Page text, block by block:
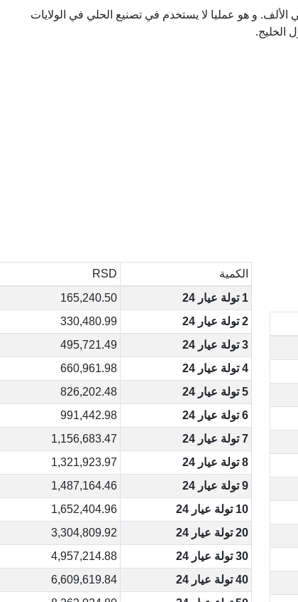
24 يسمى أيضا (.999) و هو نقي بدرجة 999 في الألف. و هو عمليا لا يستخدم في تصنيع الحلي في الولايات
الخليج.
الكمية
RSD
1 تولة عيار 24
165,240.50
2 تولة عيار 24
330,480.99
3 تولة عيار 24
495,721.49
4 تولة عيار 24
660,961.98
5 تولة عيار 24
826,202.48
6 تولة عيار 24
991,442.98
7 تولة عيار 24
1,156,683.47
8 تولة عيار 24
1,321,923.97
9 تولة عيار 24
1,487,164.46
10 تولة عيار 24
1,652,404.96
20 تولة عيار 24
3,304,809.92
30 تولة عيار 24
4,957,214.88
40 تولة عيار 24
6,609,619.84